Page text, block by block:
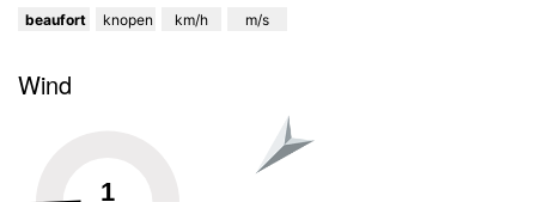
beaufort knopen km/h m/s
Wind
1